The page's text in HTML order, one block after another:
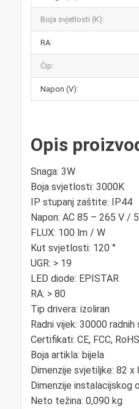
Boja svjetlosti (K):
RA:
Čip:
Napon (V):
Opis
Snaga: 3W
Boja svjetlosti: 3000K
IP stupanj zaštite: IP44
Napon: AC 85 – 265 V /
FLUX: 100 lm / W
Kut svjetlosti: 120 °
UGR: > 19
LED diode: EPISTAR
RA: > 80
Tip drivera: izoliran
Radni vijek: 30000 radnih
Certifikati: CE, FCC, RoHS
Boja artikla: bijela
Dimenzije svjetiljke: 82 x
Dimenzije instalacijskog
Neto težina: 0,090 kg